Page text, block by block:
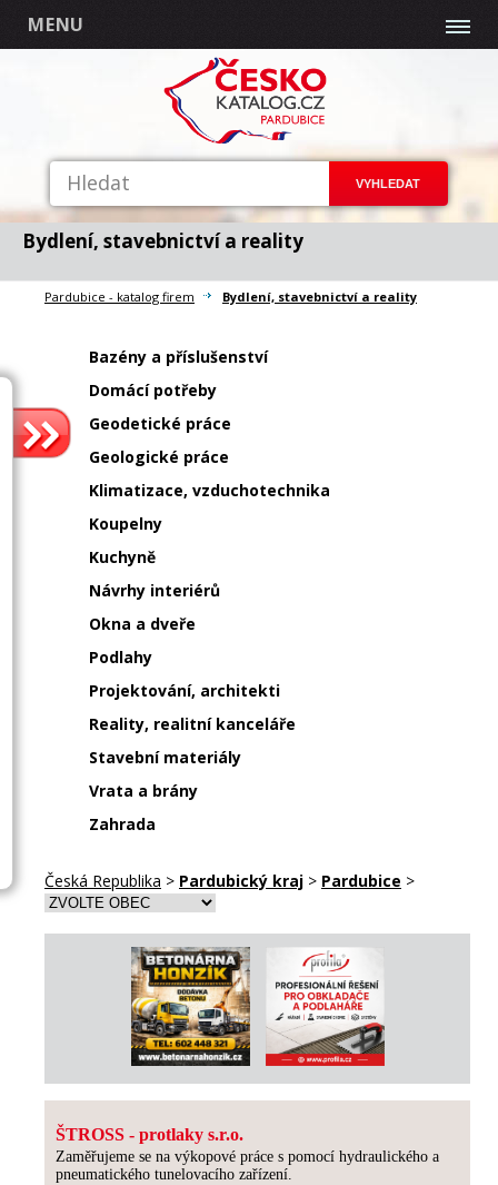
MENU
Bydlení, stavebnictví a reality
Pardubice - katalog firem Bydlení, stavebnictví a reality
Bazény a příslušenství
Domácí potřeby
Geodetické práce
Geologické práce
Klimatizace, vzduchotechnika
Koupelny
Kuchyně
Návrhy interiérů
Okna a dveře
Podlahy
Projektování, architekti
Reality, realitní kanceláře
Stavební materiály
Vrata a brány
Zahrada
Česká Republika > Pardubický kraj > Pardubice >
ŠTROSS - protlaky s.r.o.
Zaměřujeme se na výkopové práce s pomocí hydraulického a
pneumatického tunelovacího zařízení.